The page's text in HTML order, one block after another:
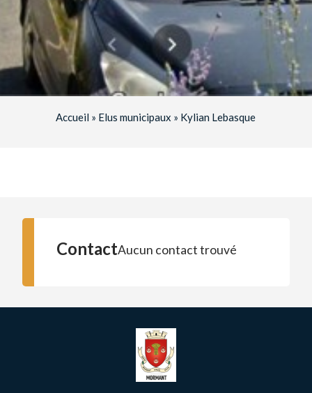
Accueil » Elus municipaux » Kylian Lebasque
ContactAucun contact trouvé